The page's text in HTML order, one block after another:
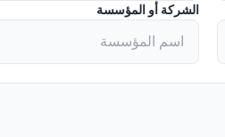
الشركة أو المؤسسة